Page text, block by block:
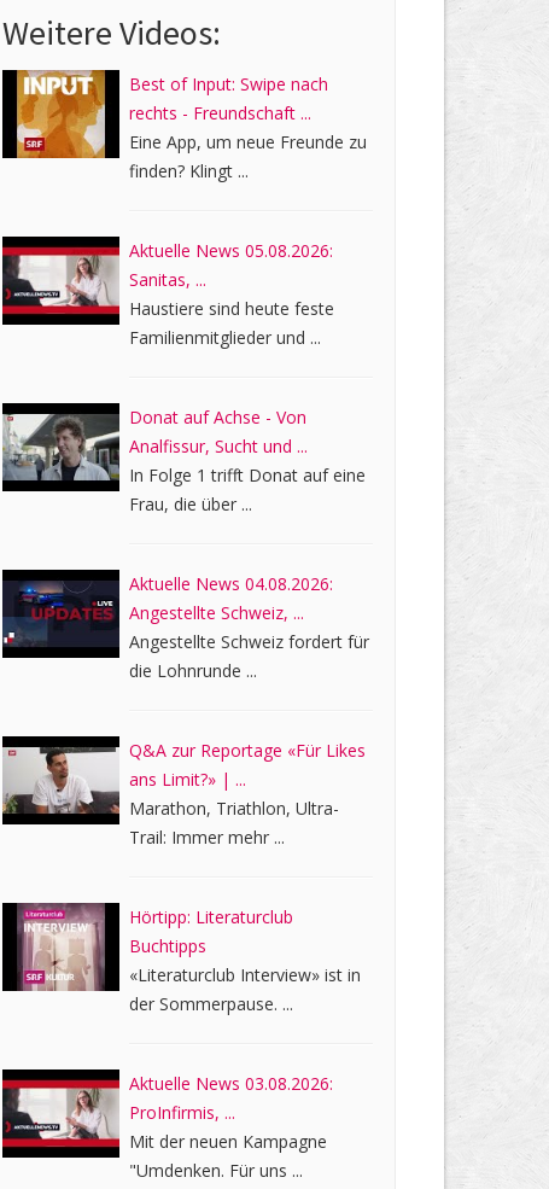
Weitere Videos:
Best of Input: Swipe nach
rechts - Freundschaft ...
Eine App, um neue Freunde zu
finden? Klingt ...
Aktuelle News 05.08.2026:
Sanitas, ...
Haustiere sind heute feste
Familienmitglieder und ...
Donat auf Achse - Von
Analfissur, Sucht und ...
In Folge 1 trifft Donat auf eine
Frau, die über ...
Aktuelle News 04.08.2026:
Angestellte Schweiz, ...
Angestellte Schweiz fordert für
die Lohnrunde ...
Q&A zur Reportage «Für Likes
ans Limit?» | ...
Marathon, Triathlon, Ultra-
Trail: Immer mehr ...
Hörtipp: Literaturclub
Buchtipps
«Literaturclub Interview» ist in
der Sommerpause. ...
Aktuelle News 03.08.2026:
ProInfirmis, ...
Mit der neuen Kampagne
"Umdenken. Für uns ...